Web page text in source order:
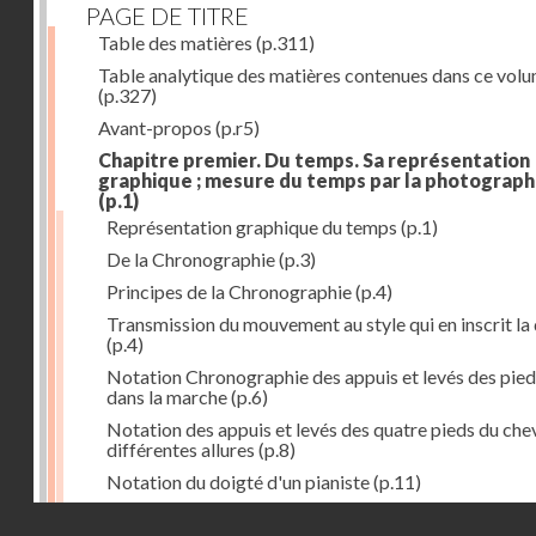
PAGE DE TITRE
Table des matières (p.311)
Table analytique des matières contenues dans ce
(p.327)
Avant-propos (p.r5)
Chapitre premier. Du temps. Sa représentation
graphique ; mesure du temps par la
(p.1)
Représentation graphique du temps (p.1)
De la Chronographie(p.3)
Principes de la Chronographie(p.4)
Transmission du mouvement au style qui en inscrit la
(p.4)
Notation Chronographie des appuis et levés des
dans la marche(p.6)
Notation des appuis et levés des quatre pieds du
différentes allures (p.8)
Notation du doigté d'un pianiste(p.11)